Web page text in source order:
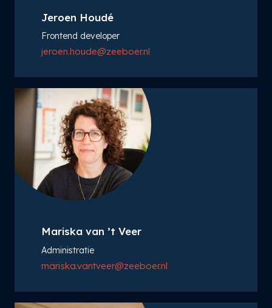
Jeroen Houdé
Frontend developer
jeroen.houde@zeeboer.nl
Mariska van ’t Veer
Administratie
mariska.vantveer@zeeboer.nl